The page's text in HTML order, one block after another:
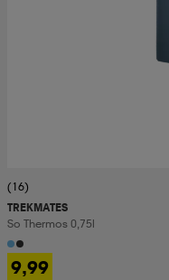
(16)
TREKMATES
So Thermos 0,75l
9,99